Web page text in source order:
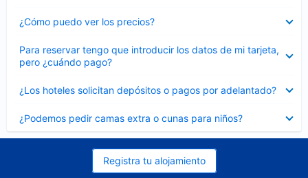
¿Cómo puedo ver los precios?
cerrado
Para reservar tengo que introducir los datos de mi tarjeta,
pero ¿cuándo pago?
cerrado
¿Los hoteles solicitan depósitos o pagos por adelantado?
cerrado
¿Podemos pedir camas extra o cunas para niños?
cerrado
Registra tu alojamiento